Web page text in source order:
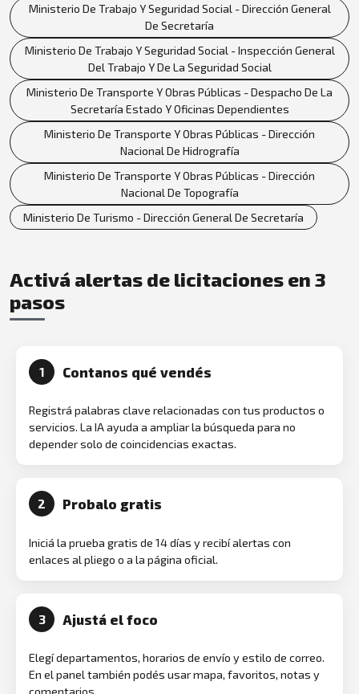
Ministerio De Trabajo Y Seguridad Social - Dirección General
De Secretaría
Ministerio De Trabajo Y Seguridad Social - Inspección General
Del Trabajo Y De La Seguridad Social
Ministerio De Transporte Y Obras Públicas - Despacho De La
Secretaría Estado Y Oficinas Dependientes
Ministerio De Transporte Y Obras Públicas - Dirección
Nacional De Hidrografía
Ministerio De Transporte Y Obras Públicas - Dirección
Nacional De Topografía
Ministerio De Turismo - Dirección General De Secretaría
Activá alertas de licitaciones en 3
pasos
1 Contanos qué vendés
Registrá palabras clave relacionadas con tus productos o
servicios. La IA ayuda a ampliar la búsqueda para no
depender solo de coincidencias exactas.
2 Probalo gratis
Iniciá la prueba gratis de 14 días y recibí alertas con
enlaces al pliego o a la página oficial.
3 Ajustá el foco
Elegí departamentos, horarios de envío y estilo de correo.
En el panel también podés usar mapa, favoritos, notas y